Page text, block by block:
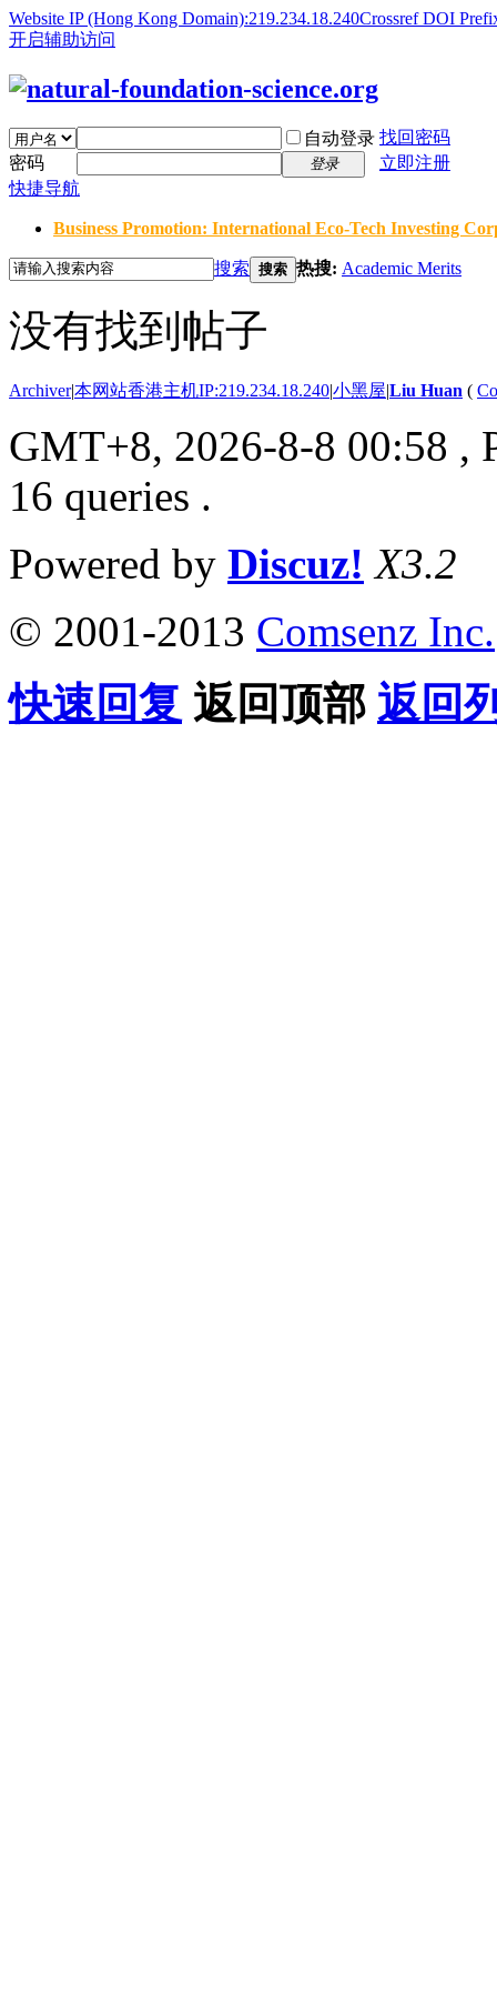
Website IP (Hong Kong Domain):219.234.18.240Crossref DOI
开启辅助访问
自动登录 找回密码
密码
登录
立即注册
快捷导航
Business Promotion: International Eco-Tech Investing
搜索 搜索 热搜: Academic Merits
没有找到帖子
Archiver|本网站香港主机IP:219.234.18.240|小黑屋|Liu Huan (
GMT+8, 2026-8-8 00:58 ,
16 queries .
Powered by Discuz! X3.2
© 2001-2013 Comsenz Inc.
快速回复 返回顶部 返回